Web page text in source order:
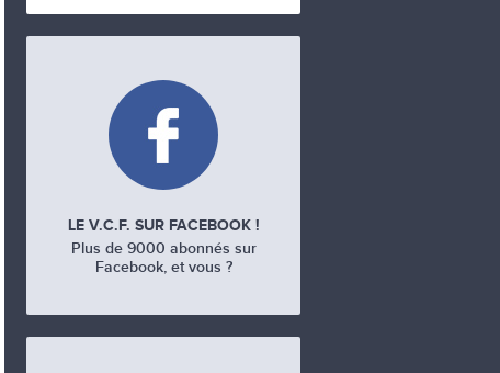
LE V.C.F. SUR FACEBOOK !
Plus de 9000 abonnés sur
Facebook, et vous ?